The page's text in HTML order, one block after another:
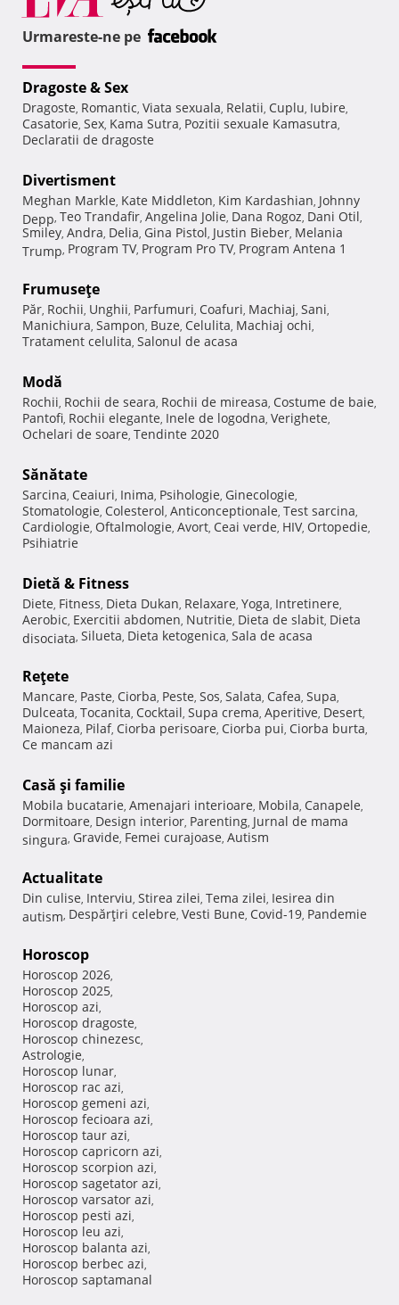
Urmareste-ne pe
Dragoste & Sex
Dragoste, Romantic, Viata sexuala, Relatii, Cuplu, Iubire,
Casatorie, Sex, Kama Sutra, Pozitii sexuale Kamasutra,
Declaratii de dragoste
Divertisment
Meghan Markle, Kate Middleton, Kim Kardashian, Johnny
Depp, Teo Trandafir, Angelina Jolie, Dana Rogoz, Dani Otil,
Smiley, Andra, Delia, Gina Pistol, Justin Bieber, Melania
Trump, Program TV, Program Pro TV, Program Antena 1
Frumuseţe
Păr, Rochii, Unghii, Parfumuri, Coafuri, Machiaj, Sani,
Manichiura, Sampon, Buze, Celulita, Machiaj ochi,
Tratament celulita, Salonul de acasa
Modă
Rochii, Rochii de seara, Rochii de mireasa, Costume de baie,
Pantofi, Rochii elegante, Inele de logodna, Verighete,
Ochelari de soare, Tendinte 2020
Sănătate
Sarcina, Ceaiuri, Inima, Psihologie, Ginecologie,
Stomatologie, Colesterol, Anticonceptionale, Test sarcina,
Cardiologie, Oftalmologie, Avort, Ceai verde, HIV, Ortopedie,
Psihiatrie
Dietă & Fitness
Diete, Fitness, Dieta Dukan, Relaxare, Yoga, Intretinere,
Aerobic, Exercitii abdomen, Nutritie, Dieta de slabit, Dieta
disociata, Silueta, Dieta ketogenica, Sala de acasa
Reţete
Mancare, Paste, Ciorba, Peste, Sos, Salata, Cafea, Supa,
Dulceata, Tocanita, Cocktail, Supa crema, Aperitive, Desert,
Maioneza, Pilaf, Ciorba perisoare, Ciorba pui, Ciorba burta,
Ce mancam azi
Casă şi familie
Mobila bucatarie, Amenajari interioare, Mobila, Canapele,
Dormitoare, Design interior, Parenting, Jurnal de mama
singura, Gravide, Femei curajoase, Autism
Actualitate
Din culise, Interviu, Stirea zilei, Tema zilei, Iesirea din
autism, Despărţiri celebre, Vesti Bune, Covid-19, Pandemie
Horoscop
Horoscop 2026,
Horoscop 2025,
Horoscop azi,
Horoscop dragoste,
Horoscop chinezesc,
Astrologie,
Horoscop lunar,
Horoscop rac azi,
Horoscop gemeni azi,
Horoscop fecioara azi,
Horoscop taur azi,
Horoscop capricorn azi,
Horoscop scorpion azi,
Horoscop sagetator azi,
Horoscop varsator azi,
Horoscop pesti azi,
Horoscop leu azi,
Horoscop balanta azi,
Horoscop berbec azi,
Horoscop saptamanal